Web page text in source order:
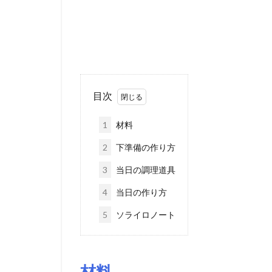
目次
1 材料
2 下準備の作り方
3 当日の調理道具
4 当日の作り方
5 ソライロノート